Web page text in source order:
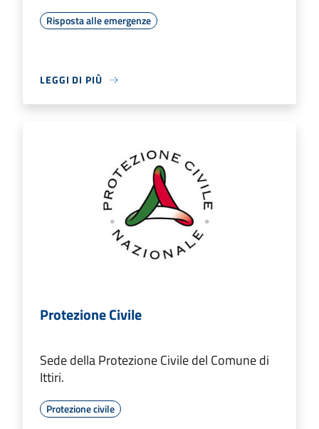
Risposta alle emergenze
LEGGI DI PIÙ
Protezione Civile
Sede della Protezione Civile del Comune di
Ittiri.
Protezione civile